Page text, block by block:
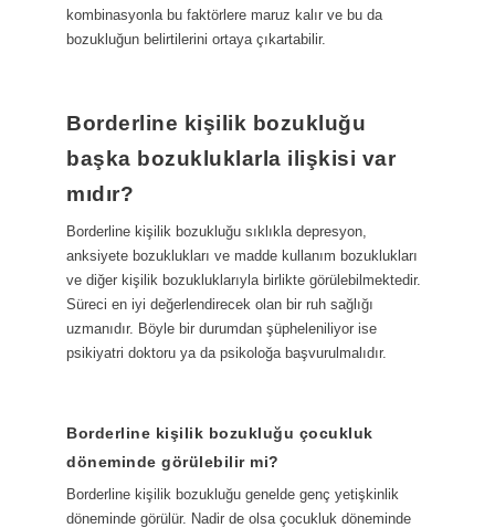
kombinasyonla bu faktörlere maruz kalır ve bu da
bozukluğun belirtilerini ortaya çıkartabilir.
Borderline kişilik bozukluğu
başka bozukluklarla ilişkisi var
mıdır?
Borderline kişilik bozukluğu sıklıkla depresyon,
anksiyete bozuklukları ve madde kullanım bozuklukları
ve diğer kişilik bozukluklarıyla birlikte görülebilmektedir.
Süreci en iyi değerlendirecek olan bir ruh sağlığı
uzmanıdır. Böyle bir durumdan şüpheleniliyor ise
psikiyatri doktoru ya da psikoloğa başvurulmalıdır.
Borderline kişilik bozukluğu çocukluk
döneminde görülebilir mi?
Borderline kişilik bozukluğu genelde genç yetişkinlik
döneminde görülür. Nadir de olsa çocukluk döneminde